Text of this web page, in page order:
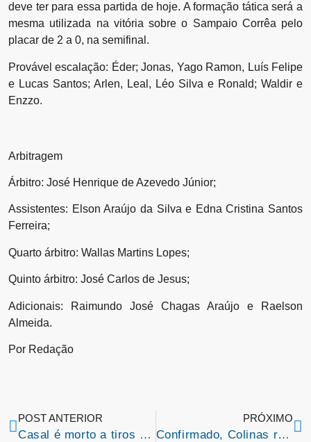
deve ter para essa partida de hoje. A formação tática será a
mesma utilizada na vitória sobre o Sampaio Corrêa pelo
placar de 2 a 0, na semifinal.
Provável escalação: Éder; Jonas, Yago Ramon, Luís Felipe
e Lucas Santos; Arlen, Leal, Léo Silva e Ronald; Waldir e
Enzzo.
Arbitragem
Árbitro: José Henrique de Azevedo Júnior;
Assistentes: Elson Araújo da Silva e Edna Cristina Santos
Ferreira;
Quarto árbitro: Wallas Martins Lopes;
Quinto árbitro: José Carlos de Jesus;
Adicionais: Raimundo José Chagas Araújo e Raelson
Almeida.
Por Redação
POST ANTERIOR
Casal é morto a tiros em Imperatriz
PRÓXIMO
Confirmado, Colinas receberá Juliano Son, no próximo dia 09 de abril